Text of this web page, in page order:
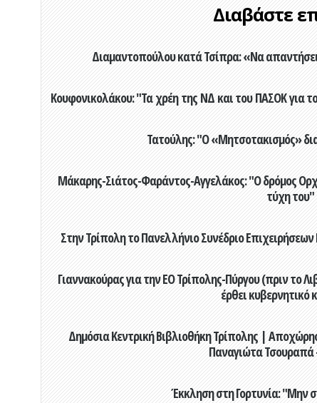
Διαβάστε
Διαμαντοπούλου κατά Τσίπρα: «Να
Κουφονικολάκου: "Τα χρέη της ΝΔ και του ΠΑΣΟΚ για
Τατούλης: "Ο «Μητσοτακισμός»
Μάκαρης-Σιάτος-Φαράντος-Αγγελάκος: "Ο δρόμος
τύχη του"
Στην Τρίπολη το Πανελλήνιο Συνέδριο
Γιαννακούρας για την EO Τρίπολης-Πύργου (πριν το
έρθει κυβερνητικό
Δημόσια Κεντρική Βιβλιοθήκη Τρίπολης |
Παναγιώτα Τσουραπά
Έκκληση στη Γορτυνία: "Μην